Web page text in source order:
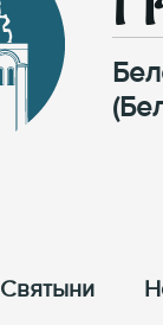
Cвятыни